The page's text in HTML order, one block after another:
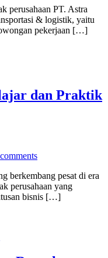
perusahaan PT. Astra
& logistik, yaitu
pekerjaan […]
dan Praktik
berkembang pesat di era
perusahaan yang
bisnis […]